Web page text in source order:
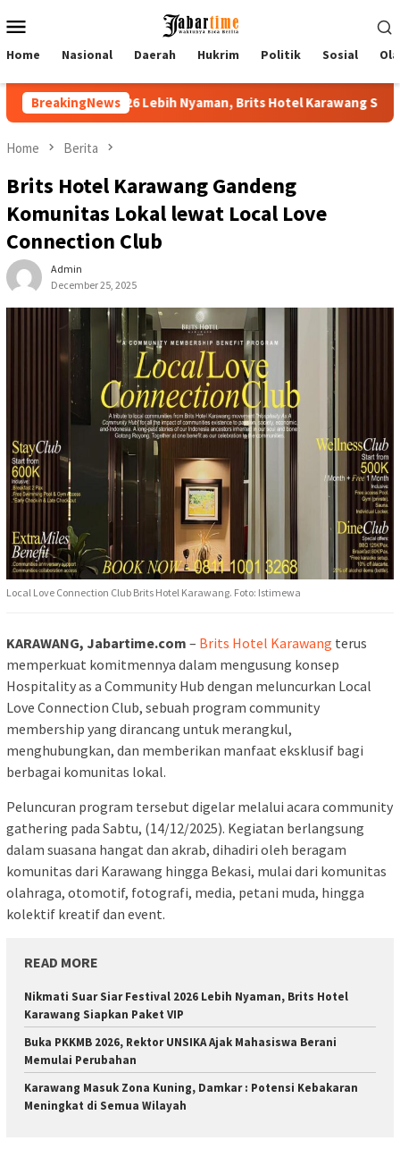
to
Menu
Home Nasional Daerah Hukrim Politik Sosial
BreakingNews
Festival 2026 Lebih Nyaman, Brits Hotel Karawang Siapkan
Home Berita
Brits Hotel Karawang Gandeng
Komunitas Lokal lewat Local Love
Connection Club
Admin
December 25, 2025
Local Love Connection Club Brits Hotel Karawang. Foto: Istimewa
KARAWANG, Jabartime.com – Brits Hotel Karawang terus
memperkuat komitmennya dalam mengusung konsep
Hospitality as a Community Hub dengan meluncurkan Local
Love Connection Club, sebuah program community
membership yang dirancang untuk merangkul,
menghubungkan, dan memberikan manfaat eksklusif bagi
berbagai komunitas lokal.
Peluncuran program tersebut digelar melalui acara community
gathering pada Sabtu, (14/12/2025). Kegiatan berlangsung
dalam suasana hangat dan akrab, dihadiri oleh beragam
komunitas dari Karawang hingga Bekasi, mulai dari komunitas
olahraga, otomotif, fotografi, media, petani muda, hingga
kolektif kreatif dan event.
READ MORE
Nikmati Suar Siar Festival 2026 Lebih Nyaman, Brits Hotel
Karawang Siapkan Paket VIP
Buka PKKMB 2026, Rektor UNSIKA Ajak Mahasiswa Berani
Memulai Perubahan
Karawang Masuk Zona Kuning, Damkar : Potensi Kebakaran
Meningkat di Semua Wilayah